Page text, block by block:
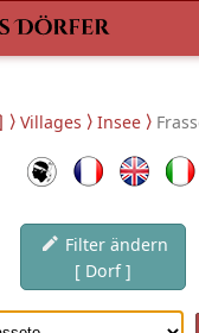
Villages Insee
Filter ändern
[ Dorf ]